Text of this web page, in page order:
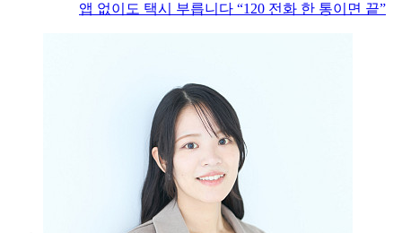
앱 없이도 택시 부릅니다 “120 전화 한 통이면 끝”